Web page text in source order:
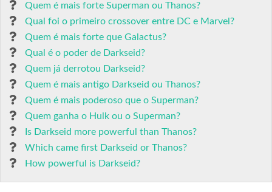
Quem é mais forte Superman ou Thanos?
Qual foi o primeiro crossover entre DC e Marvel?
Quem é mais forte que Galactus?
Qual é o poder de Darkseid?
Quem já derrotou Darkseid?
Quem é mais antigo Darkseid ou Thanos?
Quem é mais poderoso que o Superman?
Quem ganha o Hulk ou o Superman?
Is Darkseid more powerful than Thanos?
Which came first Darkseid or Thanos?
How powerful is Darkseid?